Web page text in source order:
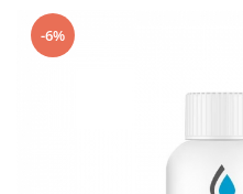
Aparate foto
-6%